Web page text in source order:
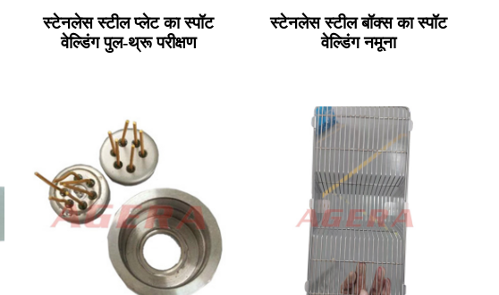
स्टेनलेस स्टील प्लेट का स्पॉट
वेल्डिंग पुल-थ्रू परीक्षण
स्टेनलेस स्टील बॉक्स का स्पॉट
वेल्डिंग नमूना